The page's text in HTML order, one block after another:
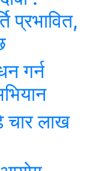
प्रभावित,
गर्न
चार लाख